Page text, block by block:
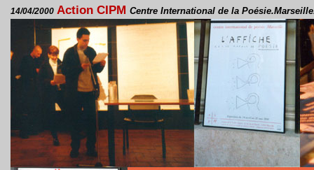
14/04/2000 Action CIPM Centre International de la